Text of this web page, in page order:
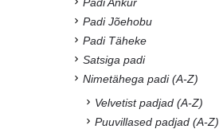
Padi Jõehobu
Padi Täheke
Satsiga padi
Nimetähega padi (A-Z)
Velvetist padjad (A-Z)
Puuvillased padjad (A-Z)